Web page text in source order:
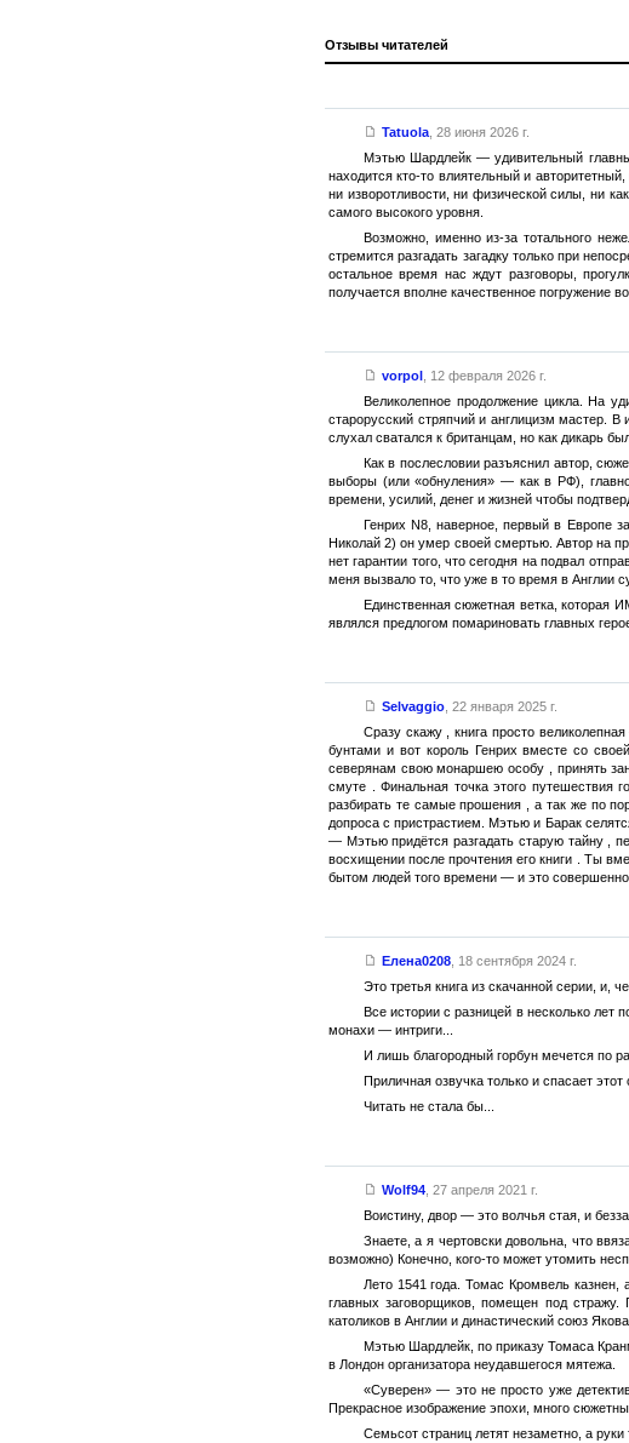
Отзывы читателей
Tatuola, 28 июня 2026 г.
Мэтью Шардлейк — удивительный
находится кто-то влиятельный и
ни изворотливости, ни физической силы, ни
самого высокого уровня.
Возможно, именно из-за тотального
стремится разгадать загадку только при
остальное время нас ждут разговоры,
получается вполне качественное погружение
vorpol, 12 февраля 2026 г.
Великолепное продолжение цикла. На
старорусский стряпчий и англицизм мастер.
слухал сватался к британцам, но как дикарь
Как в послесловии разъяснил автор,
выборы (или «обнуления» — как в РФ),
времени, усилий, денег и жизней чтобы
Генрих N8, наверное, первый в Европе
Николай 2) он умер своей смертью. Автор на
нет гарантии того, что сегодня на подвал
меня вызвало то, что уже в то время в Англии
Единственная сюжетная ветка, которая
являлся предлогом помариновать главных
Selvaggio, 22 января 2025 г.
Сразу скажу , книга просто
бунтами и вот король Генрих вместе со
северянам свою монаршею особу , принять
смуте . Финальная точка этого
разбирать те самые прошения , а так же по
допроса с пристрастием. Мэтью и Барак
— Мэтью придётся разгадать старую тайну ,
восхищении после прочтения его книги . Ты
бытом людей того времени — и это совершенно
Елена0208, 18 сентября 2024 г.
Это третья книга из скачанной серии, и,
Все истории с разницей в несколько
монахи — интриги...
И лишь благородный горбун мечется по
Приличная озвучка только и спасает этот
Читать не стала бы...
Wolf94, 27 апреля 2021 г.
Воистину, двор — это волчья стая, и
Знаете, а я чертовски довольна, что
возможно) Конечно, кого-то может утомить
Лето 1541 года. Томас Кромвель
главных заговорщиков, помещен под стражу.
католиков в Англии и династический союз
Мэтью Шардлейк, по приказу Томаса
в Лондон организатора неудавшегося мятежа.
«Суверен» — это не просто уже
Прекрасное изображение эпохи, много
Семьсот страниц летят незаметно, а